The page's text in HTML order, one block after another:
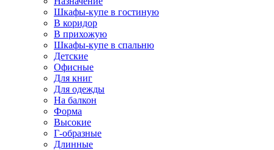
Шкафы-купе в гостиную
В коридор
В прихожую
Шкафы-купе в спальню
Детские
Офисные
Для книг
Для одежды
На балкон
Форма
Высокие
Г-образные
Длинные